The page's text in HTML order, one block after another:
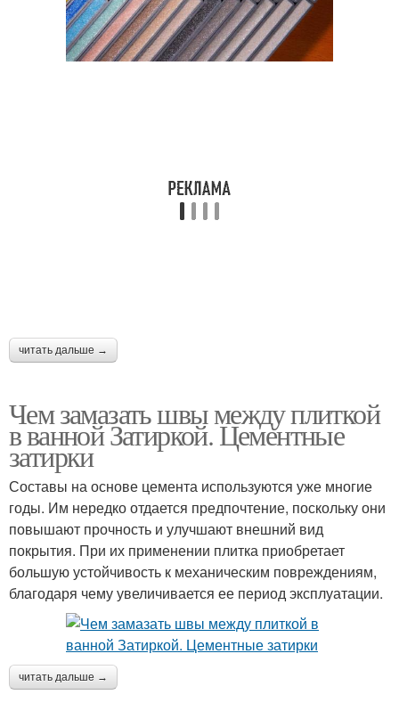
читать дальше →
Чем замазать швы между плиткой
в ванной Затиркой. Цементные
затирки
Составы на основе цемента используются уже многие
годы. Им нередко отдается предпочтение, поскольку они
повышают прочность и улучшают внешний вид
покрытия. При их применении плитка приобретает
большую устойчивость к механическим повреждениям,
благодаря чему увеличивается ее период эксплуатации.
читать дальше →